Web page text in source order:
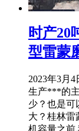
时产20
型雷蒙
2023年3月
生产***的
少？也是可
大？桂林雷
机容量之前